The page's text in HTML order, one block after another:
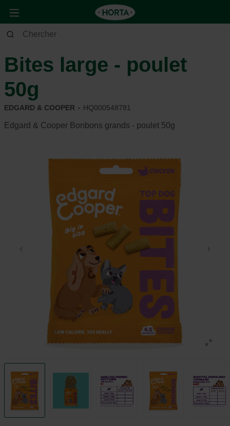
Animaux Chien
Bites large - poulet
50g
EDGARD & COOPER HQ000548781
Edgard & Cooper Bonbons grands - poulet 50g